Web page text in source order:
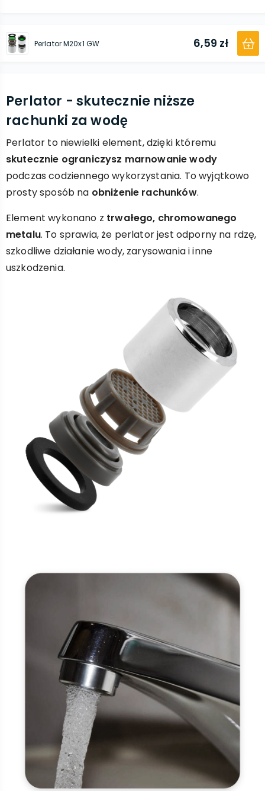
Perlator M20x1 GW 6,59 zł
Perlator - skutecznie niższe
rachunki za wodę
Perlator to niewielki element, dzięki któremu
skutecznie ograniczysz marnowanie wody
podczas codziennego wykorzystania. To wyjątkowo
prosty sposób na obniżenie rachunków.
Element wykonano z trwałego, chromowanego
metalu. To sprawia, że perlator jest odporny na rdzę,
szkodliwe działanie wody, zarysowania i inne
uszkodzenia.